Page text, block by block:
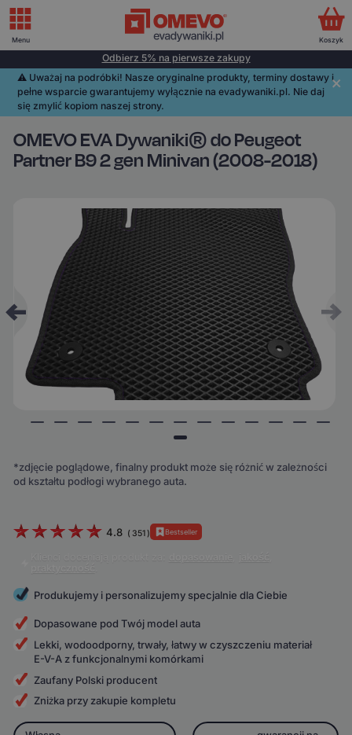
Odbierz 5% na pierwsze zakupy
⚠️️ Uważaj na podróbki! Nasze oryginalne produkty, terminy dostawy i
pełne wsparcie gwarantujemy wyłącznie na evadywaniki.pl. Nie daj
się zmylić kopiom naszej strony.
OMEVO EVA Dywaniki® do Peugeot
Partner B9 2 gen Minivan (2008-2018)
*zdjęcie poglądowe, finalny produkt może się różnić w zależności
od kształtu podłogi wybranego auta.
4.8 ( 351 ) Bestseller
Klienci doceniają produkt za: dopasowanie
Produkujemy i personalizujemy specjalnie dla Ciebie
Dopasowane pod Twój model auta
Lekki, wodoodporny, trwały, łatwy w czyszczeniu materiał
E-V-A z funkcjonalnymi komórkami
Zaufany Polski producent
Zniżka przy zakupie kompletu
Menu Koszyk